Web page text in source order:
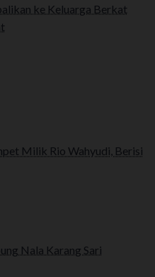
ke Keluarga Berkat
Milik Rio Wahyudi, Berisi
Nala Karang Sari